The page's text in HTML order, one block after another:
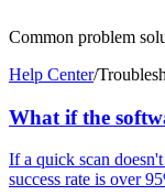
Common problem
Help Center/
What if the
If a quick scan
success rate is over